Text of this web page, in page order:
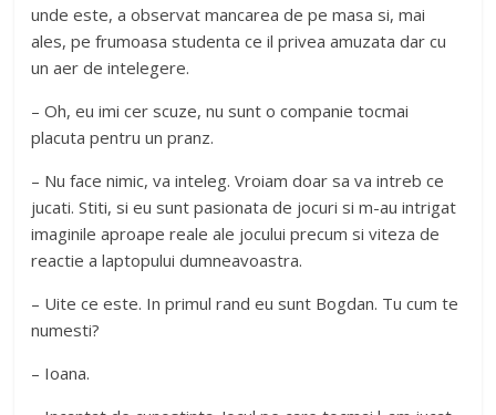
unde este, a observat mancarea de pe masa si, mai
ales, pe frumoasa studenta ce il privea amuzata dar cu
un aer de intelegere.
– Oh, eu imi cer scuze, nu sunt o companie tocmai
placuta pentru un pranz.
– Nu face nimic, va inteleg. Vroiam doar sa va intreb ce
jucati. Stiti, si eu sunt pasionata de jocuri si m-au intrigat
imaginile aproape reale ale jocului precum si viteza de
reactie a laptopului dumneavoastra.
– Uite ce este. In primul rand eu sunt Bogdan. Tu cum te
numesti?
– Ioana.